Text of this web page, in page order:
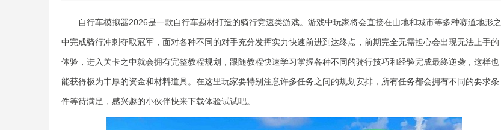
自行车模拟器2026是一款自行车题材打造的骑行竞速类游戏。游戏中玩家将会直接在山地和城市等多种赛道地形之
中完成骑行冲刺夺取冠军，面对各种不同的对手充分发挥实力快速前进到达终点，前期完全无需担心会出现无法上手的
体验，进入关卡之中就会拥有完整教程规划，跟随教程快速学习掌握各种不同的骑行技巧和经验完成最终逆袭，这样也
能获得极为丰厚的资金和材料道具。在这里玩家要特别注意许多任务之间的规划安排，所有任务都会拥有不同的要求条
件等待满足，感兴趣的小伙伴快来下载体验试试吧。